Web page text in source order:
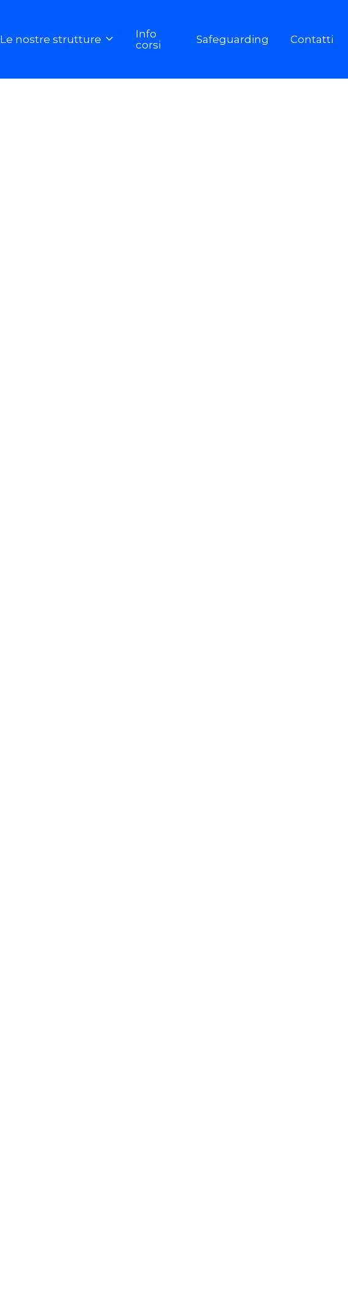
Le nostre strutture 
Info
corsi
Safeguarding Contatti